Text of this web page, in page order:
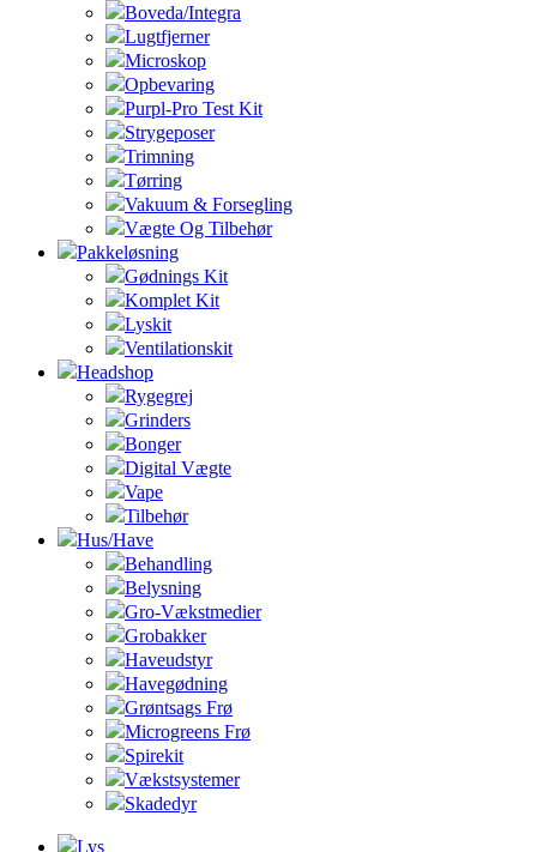
Boveda/Integra
Lugtfjerner
Microskop
Opbevaring
Purpl-Pro Test Kit
Strygeposer
Trimning
Tørring
Vakuum & Forsegling
Vægte Og Tilbehør
Pakkeløsning
Gødnings Kit
Komplet Kit
Lyskit
Ventilationskit
Headshop
Rygegrej
Grinders
Bonger
Digital Vægte
Vape
Tilbehør
Hus/Have
Behandling
Belysning
Gro-Vækstmedier
Grobakker
Haveudstyr
Havegødning
Grøntsags Frø
Microgreens Frø
Spirekit
Vækstsystemer
Skadedyr
Lys